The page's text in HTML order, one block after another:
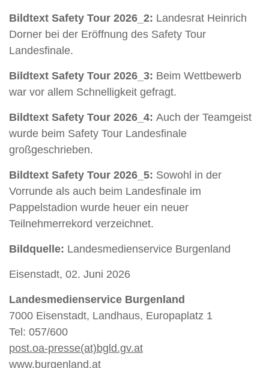
Bildtext Safety Tour 2026_2: Landesrat Heinrich
Dorner bei der Eröffnung des Safety Tour
Landesfinale.
Bildtext Safety Tour 2026_3: Beim Wettbewerb
war vor allem Schnelligkeit gefragt.
Bildtext Safety Tour 2026_4: Auch der Teamgeist
wurde beim Safety Tour Landesfinale
großgeschrieben.
Bildtext Safety Tour 2026_5: Sowohl in der
Vorrunde als auch beim Landesfinale im
Pappelstadion wurde heuer ein neuer
Teilnehmerrekord verzeichnet.
Bildquelle: Landesmedienservice Burgenland
Eisenstadt, 02. Juni 2026
Landesmedienservice Burgenland
7000 Eisenstadt, Landhaus, Europaplatz 1
Tel: 057/600
post.oa-presse(at)bgld.gv.at
www.burgenland.at